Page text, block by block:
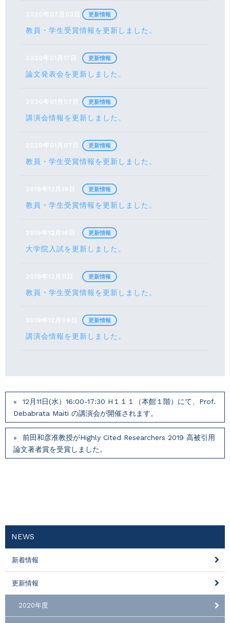
2020年07月03日
教員・学生受賞情報を更新しました。
更新情報
2020年01月17日
論文発表会を更新しました。
更新情報
2020年01月07日
講演会情報を更新しました。
更新情報
2020年01月07日
教員・学生受賞情報を更新しました。
更新情報
2019年12月19日
教員・学生受賞情報を更新しました。
更新情報
2019年12月16日
大学院入試を更新しました。
更新情報
2019年12月11日
教員・学生受賞情報を更新しました。
更新情報
2019年12月09日
講演会情報を更新しました。
更新情報
12月11日(水）16:00-17:30 H１１１（本館１階）にて、Prof.
Debabrata Maiti の講演会が開催されます。
前田和彦准教授がHighly Cited Researchers 2019 高被引用
論文著者賞を受賞しました。
NEWS
新着情報
更新情報
2020年度